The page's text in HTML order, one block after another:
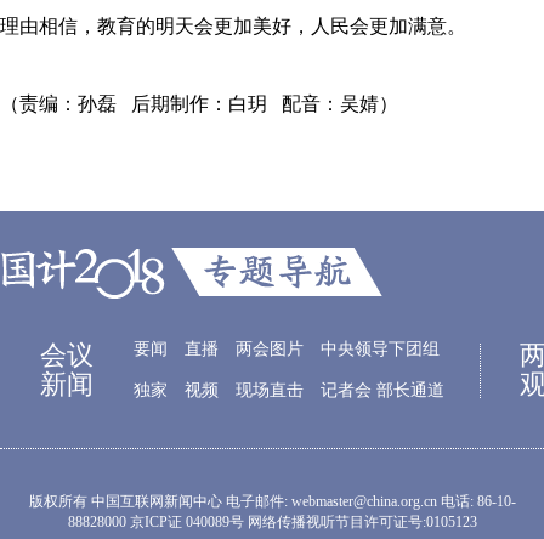
理由相信，教育的明天会更加美好，人民会更加满意。
（责编：孙磊 后期制作：白玥 配音：吴婧）
会议
新闻
要闻 直播 两会图片 中央领导下团组
独家 视频 现场直击 记者会 部长通道
版权所有 中国互联网新闻中心 电子邮件: webmaster@china.org.cn 电话: 86-10-
88828000 京ICP证 040089号 网络传播视听节目许可证号:0105123